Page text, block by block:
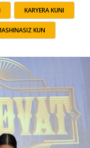
KARYERA KUNI
KUN